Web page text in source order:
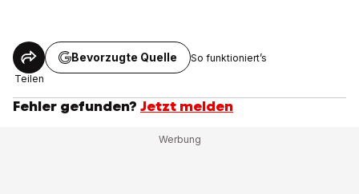
Teilen
Bevorzugte Quelle So funktioniert’s
Fehler gefunden? Jetzt melden